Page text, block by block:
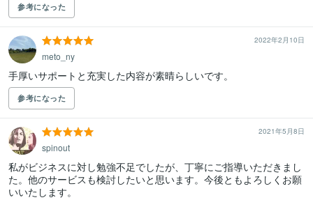
参考になった
2022年2月10日
meto_ny
手厚いサポートと充実した内容が素晴らしいです。
参考になった
2021年5月8日
spinout
私がビジネスに対し勉強不足でしたが、丁寧にご指導いただきまし
た。他のサービスも検討したいと思います。今後ともよろしくお願
いいたします。